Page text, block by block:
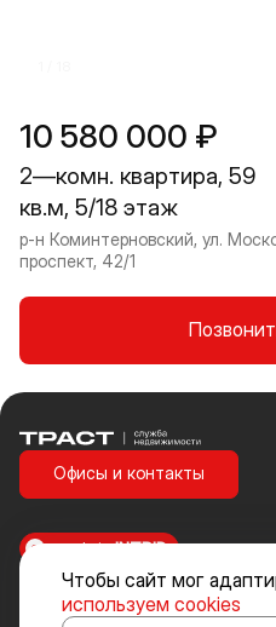
10 580 000 ₽
2—комн. квартира, 59
кв.м, 5/18 этаж
р-н Коминтерновский, ул.
проспект, 42/1
Чтобы сайт мог
используем cookies
Траст | Служба
Офисы и контакты
Стоимость объектов недвижимости
включенных в «Прайс-лист» носит
made inINTRID